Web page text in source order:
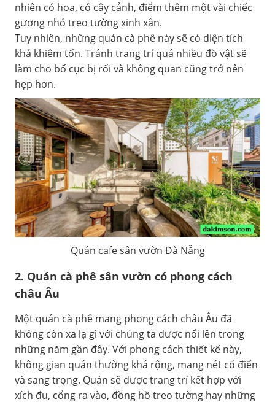
nhiên có hoa, có cây cảnh, điểm thêm một vài chiếc
gương nhỏ treo tường xinh xắn.
Tuy nhiên, những quán cà phê này sẽ có diện tích
khá khiêm tốn. Tránh trang trí quá nhiều đồ vật sẽ
làm cho bố cục bị rối và không quan cũng trở nên
hẹp hơn.
Quán cafe sân vườn Đà Nẵng
2. Quán cà phê sân vườn có phong cách
châu Âu
Một quán cà phê mang phong cách châu Âu đã
không còn xa lạ gì với chúng ta được nổi lên trong
những năm gần đây. Với phong cách thiết kế này,
không gian quán thường khá rộng, mang nét cổ điển
và sang trọng. Quán sẽ được trang trí kết hợp với
xích đu, cổng ra vào, đồng hồ treo tường hay những